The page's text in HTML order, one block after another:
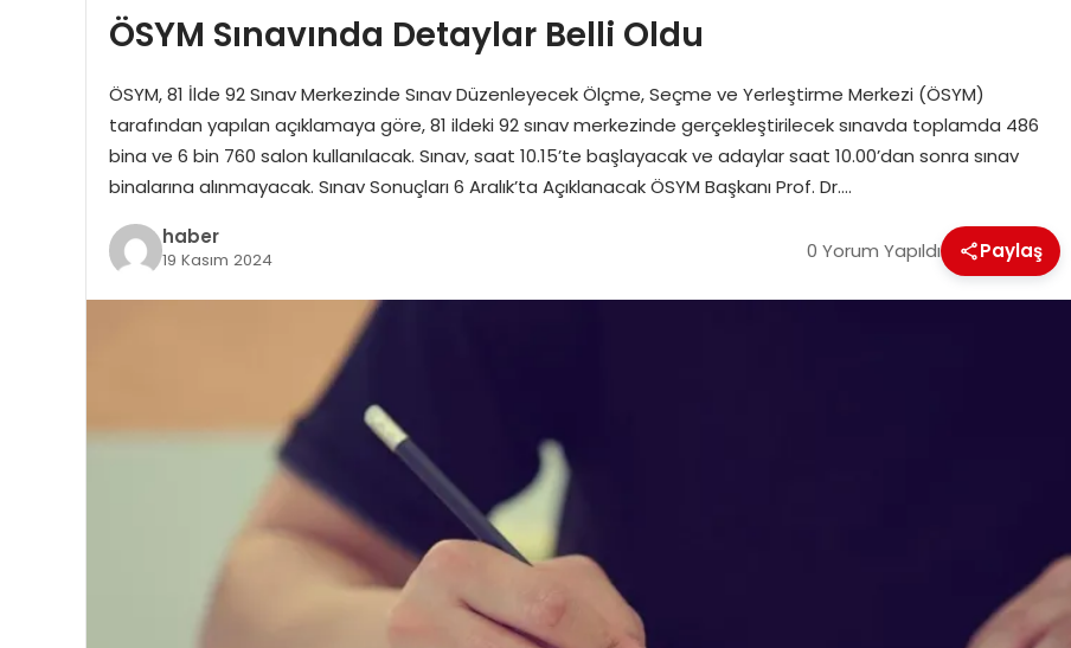
ÖSYM Sınavında Detaylar Belli Oldu
ÖSYM, 81 İlde 92 Sınav Merkezinde Sınav Düzenleyecek Ölçme, Seçme ve Yerleştirme Merkezi (ÖSYM)
tarafından yapılan açıklamaya göre, 81 ildeki 92 sınav merkezinde gerçekleştirilecek sınavda toplamda 486
bina ve 6 bin 760 salon kullanılacak. Sınav, saat 10.15’te başlayacak ve adaylar saat 10.00’dan sonra sınav
binalarına alınmayacak. Sınav Sonuçları 6 Aralık’ta Açıklanacak ÖSYM Başkanı Prof. Dr….
haber
19 Kasım 2024 0 Yorum Yapıldı Paylaş